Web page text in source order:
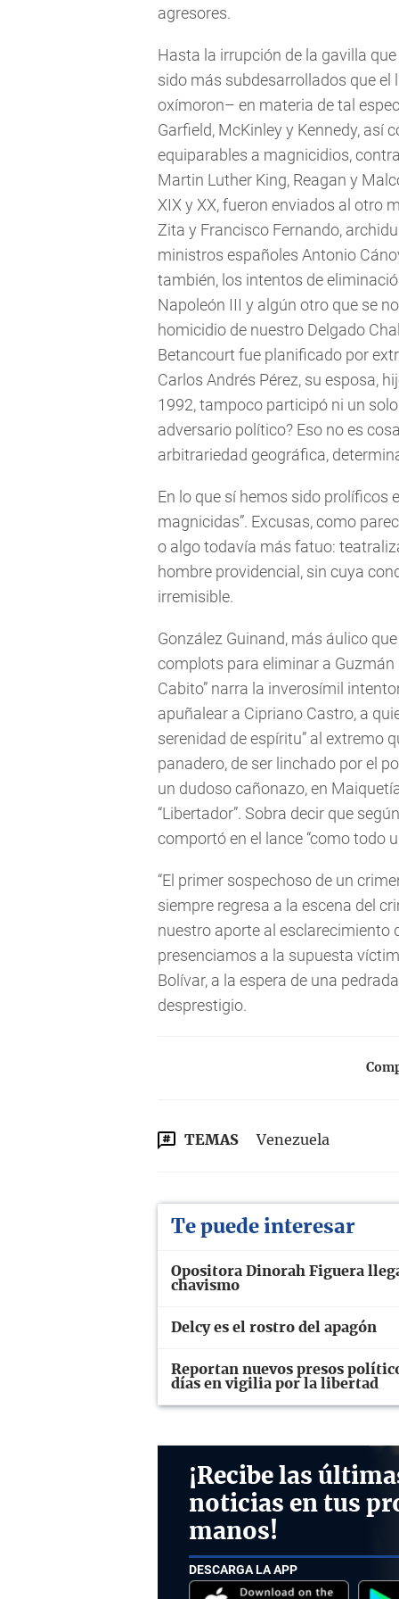
agresores.
Hasta la irrupción de la gavilla
sido más subdesarrollados que
oxímoron– en materia de tal
Garfield, McKinley y Kennedy, así
equiparables a magnicidios,
Martin Luther King, Reagan y
XIX y XX, fueron enviados al otro
Zita y Francisco Fernando,
ministros españoles Antonio
también, los intentos de
Napoleón III y algún otro que se
homicidio de nuestro Delgado
Betancourt fue planificado por
Carlos Andrés Pérez, su esposa,
1992, tampoco participó ni un
adversario político? Eso no es
arbitrariedad geográfica,
En lo que sí hemos sido prolíficos
magnicidas”. Excusas, como
o algo todavía más fatuo:
hombre providencial, sin cuya
irremisible.
González Guinand, más áulico
complots para eliminar a Guzmán
Cabito” narra la inverosímil
apuñalear a Cipriano Castro, a
serenidad de espíritu” al extremo
panadero, de ser linchado por el
un dudoso cañonazo, en
“Libertador”. Sobra decir que
comportó en el lance “como todo
“El primer sospechoso de un
siempre regresa a la escena del
nuestro aporte al esclarecimiento
presenciamos a la supuesta
Bolívar, a la espera de una
desprestigio.
TEMAS Venezuela
Te puede interesar
Opositora Dinorah Figuera
chavismo
Delcy es el rostro del apagón
Reportan nuevos presos
días en vigilia por la libertad
¡Recibe las
noticias en tus
manos!
DESCARGA LA APP